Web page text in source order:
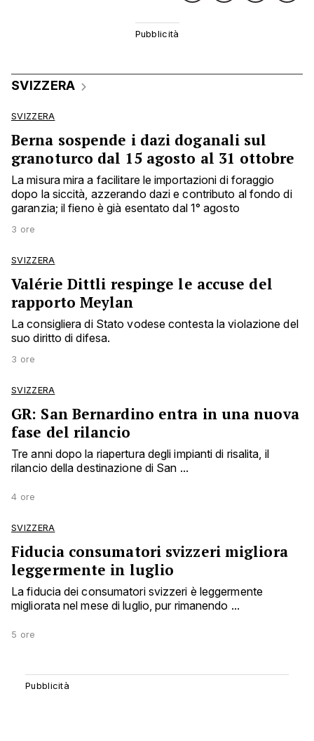
SVIZZERA
SVIZZERA
Berna sospende i dazi doganali sul
granoturco dal 15 agosto al 31 ottobre
La misura mira a facilitare le importazioni di foraggio
dopo la siccità, azzerando dazi e contributo al fondo di
garanzia; il fieno è già esentato dal 1° agosto
3 ore
SVIZZERA
Valérie Dittli respinge le accuse del
rapporto Meylan
La consigliera di Stato vodese contesta la violazione del
suo diritto di difesa.
3 ore
SVIZZERA
GR: San Bernardino entra in una nuova
fase del rilancio
Tre anni dopo la riapertura degli impianti di risalita, il
rilancio della destinazione di San ...
4 ore
SVIZZERA
Fiducia consumatori svizzeri migliora
leggermente in luglio
La fiducia dei consumatori svizzeri è leggermente
migliorata nel mese di luglio, pur rimanendo ...
5 ore